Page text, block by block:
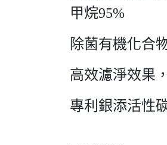
甲烷95%
除菌有機化合
高效濾淨效果
專利銀添活性